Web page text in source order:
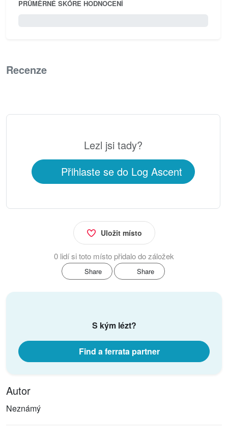
PRŮMĚRNÉ SKÓRE HODNOCENÍ
Recenze
Lezl jsi tady?
Přihlaste se do Log Ascent
Uložit místo
0 lidí si toto místo přidalo do záložek
Share Share
S kým lézt?
Find a ferrata partner
Autor
Neznámý